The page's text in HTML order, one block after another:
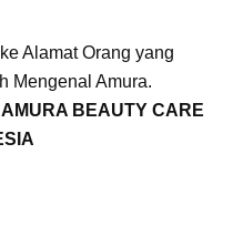
Alamat Orang yang
Mengenal Amura.
AMURA BEAUTY CARE